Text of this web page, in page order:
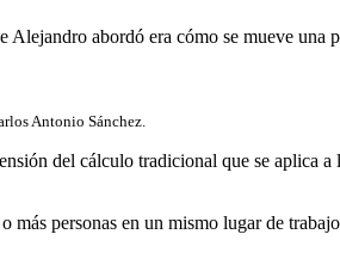
abordó era cómo se mueve una
Antonio Sánchez.
del cálculo tradicional que se aplica a
personas en un mismo lugar de